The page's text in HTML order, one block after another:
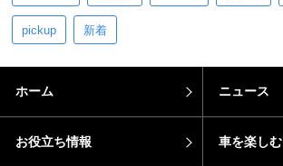
pickup 新着
ホーム ニュース
お役立ち情報 車を楽しむ